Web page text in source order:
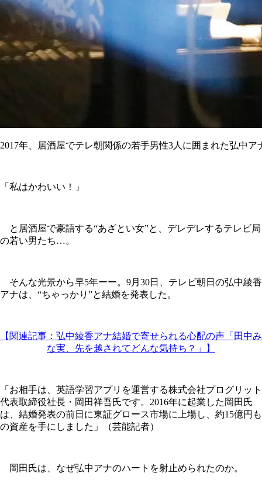
2017年、居酒屋でテレ朝関係の若手男性3人に囲まれた弘中
「私はかわいい！」
と居酒屋で豪語する“あざとい女”と、デレデレするテレビ局
の若い男たち…。
そんな光景から早5年ーー。9月30日、テレビ朝日の弘中綾香
アナは、“ちゃっかり”と結婚を発表した。
【関連記事：弘中綾香アナ結婚で寄せられる心配の声「田中み
な実、先を越されてどんな気持ち？」】
「お相手は、英語学習アプリを運営する株式会社プログリット
代表取締役社長・岡田祥吾氏です。2016年に起業した岡田氏
は、結婚発表の前日に東証グロース市場に上場し、約15億円も
の資産を手にしました」（芸能記者）
岡田氏は、なぜ弘中アナのハートを射止められたのか。